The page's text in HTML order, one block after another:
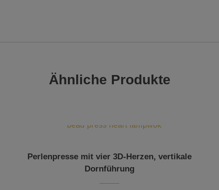
Ähnliche Produkte
Perlenpresse mit vier 3D-Herzen, vertikale
Dornführung